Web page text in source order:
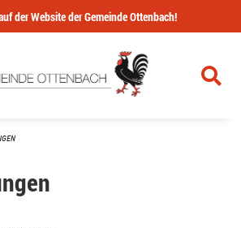
der Website der Gemeinde Ottenbach!